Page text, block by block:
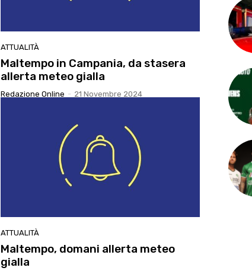
ATTUALITÀ
Maltempo in Campania, da stasera
allerta meteo gialla
Redazione Online - 21 Novembre 2024
ATTUALITÀ
Maltempo, domani allerta meteo
gialla